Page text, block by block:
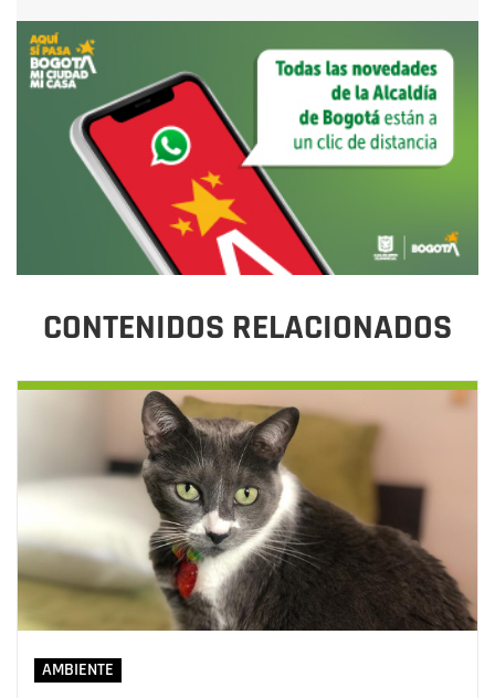
CONTENIDOS RELACIONADOS
AMBIENTE